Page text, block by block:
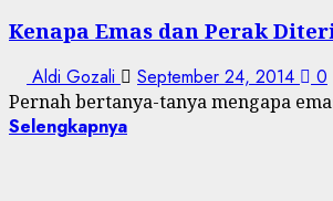
Kenapa Emas dan Perak
Aldi Gozali September 24, 2014 0
Pernah bertanya-tanya mengapa
Selengkapnya